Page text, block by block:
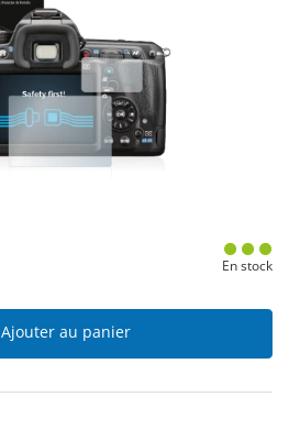
En stock
Ajouter au panier